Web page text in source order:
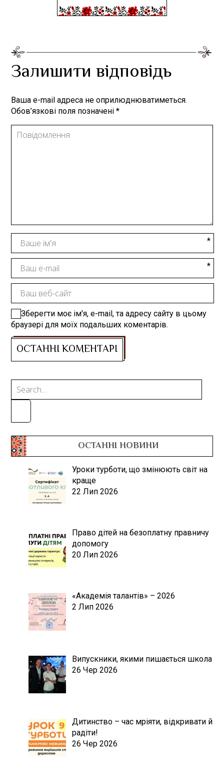
Залишити відповідь
Ваша e-mail адреса не оприлюднюватиметься.
Обов’язкові поля позначені*
Зберегти моє ім'я, e-mail, та адресу сайту в цьому
браузері для моїх подальших коментарів.
ОСТАННІ НОВИНИ
Уроки турботи, що змінюють світ на
краще
22 Лип 2026
Право дітей на безоплатну правничу
допомогу
20 Лип 2026
«Академія талантів» – 2026
2 Лип 2026
Випускники, якими пишається школа
26 Чер 2026
Дитинство – час мріяти, відкривати й
радіти!
26 Чер 2026